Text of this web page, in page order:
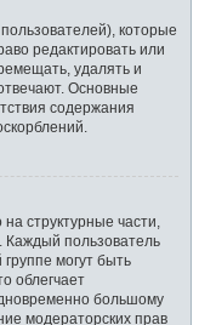
которые
редактировать или
удалять и
Основные
содержания
структурные части,
пользователь
группе могут быть
облегчает
большому
модераторских прав